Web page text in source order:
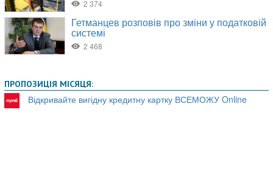
ПРОПОЗИЦІЯ МІСЯЦЯ:
Відкривайте вигідну кредитну картку ВСЕМОЖУ Online